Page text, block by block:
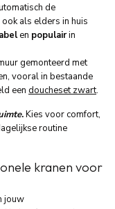
de
ook als elders in huis
en populairin
gemonteerd met
vooral in bestaande
een doucheset zwart.
.Kies voor comfort,
routine
kranen voor
jouw